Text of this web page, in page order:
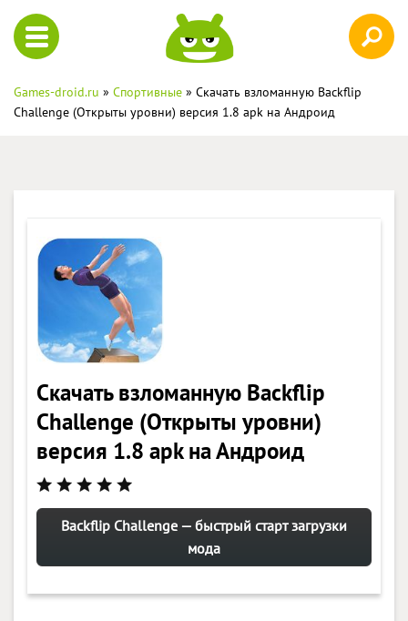
Games-droid.ru » Спортивные » Скачать взломанную Backflip
Challenge (Открыты уровни) версия 1.8 apk на Андроид
Скачать взломанную Backflip
Challenge (Открыты уровни)
версия 1.8 apk на Андроид
Backflip Challenge — быстрый старт загрузки
мода